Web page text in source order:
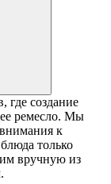
где создание
ремесло. Мы
к
только
вручную из